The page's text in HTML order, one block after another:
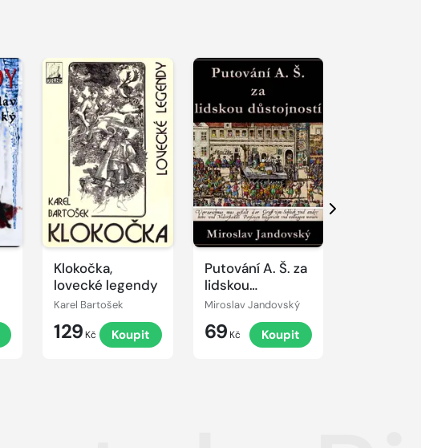
Klokočka,
lovecké legendy
Karel Bartošek
129 Kč Koupit
Putování A. Š. za
lidskou
důstojností
Miroslav Jandovský
69 Kč Koupit
Další